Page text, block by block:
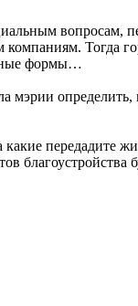
вопросам,
Тогда
формы…
какие